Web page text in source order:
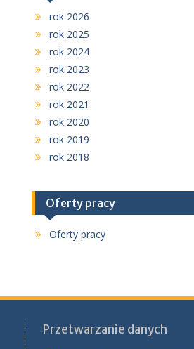
rok 2026
rok 2025
rok 2024
rok 2023
rok 2022
rok 2021
rok 2020
rok 2019
rok 2018
Oferty pracy
Oferty pracy
Przetwarzanie danych